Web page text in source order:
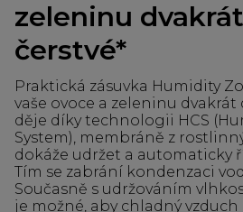
zeleninu
čerstvé*
Praktická zásuvka Humidity
vaše ovoce a zeleninu dvakrát
děje díky technologii HCS
System), membráně z
dokáže udržet a automaticky
Tím se zabrání kondenzaci
Současně s udržováním
je možné, aby chladný